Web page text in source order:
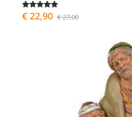
€ 22,90 € 27,00